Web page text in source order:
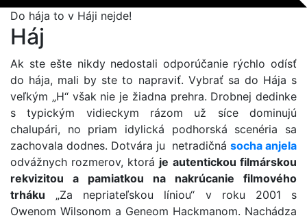
Do hája to v Háji nejde!
Háj
Ak ste ešte nikdy nedostali odporúčanie rýchlo odísť
do hája, mali by ste to napraviť. Vybrať sa do Hája s
veľkým „H“ však nie je žiadna prehra. Drobnej dedinke
s typickým vidieckym rázom už síce dominujú
chalupári, no priam idylická podhorská scenéria sa
zachovala dodnes. Dotvára ju netradičná socha anjela
odvážnych rozmerov, ktorá je autentickou filmárskou
rekvizitou a pamiatkou na nakrúcanie filmového
trháku „Za nepriateľskou líniou“ v roku 2001 s
Owenom Wilsonom a Geneom Hackmanom. Nachádza